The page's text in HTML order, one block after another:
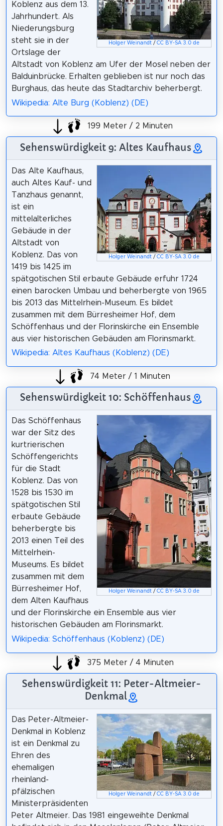
Holger Weinandt /CC BY-SA 3.0 de
Koblenz aus dem 13.
Jahrhundert. Als
Niederungsburg
steht sie in der
Ortslage der
Altstadt von Koblenz am Ufer der Mosel neben der
Balduinbrücke. Erhalten geblieben ist nur noch das
Burghaus, das heute das Stadtarchiv beherbergt.
Wikipedia: Alte Burg (Koblenz) (DE)
199 Meter / 2 Minuten
Sehenswürdigkeit 9: Altes Kaufhaus
Holger Weinandt /CC BY-SA 3.0 de
Das Alte Kaufhaus,
auch Altes Kauf- und
Tanzhaus genannt,
ist ein
mittelalterliches
Gebäude in der
Altstadt von
Koblenz. Das von
1419 bis 1425 im
spätgotischen Stil erbaute Gebäude erfuhr 1724
einen barocken Umbau und beherbergte von 1965
bis 2013 das Mittelrhein-Museum. Es bildet
zusammen mit dem Bürresheimer Hof, dem
Schöffenhaus und der Florinskirche ein Ensemble
aus vier historischen Gebäuden am Florinsmarkt.
Wikipedia: Altes Kaufhaus (Koblenz) (DE)
74 Meter / 1 Minuten
Sehenswürdigkeit 10: Schöffenhaus
Holger Weinandt /CC BY-SA 3.0 de
Das Schöffenhaus
war der Sitz des
kurtrierischen
Schöffengerichts
für die Stadt
Koblenz. Das von
1528 bis 1530 im
spätgotischen Stil
erbaute Gebäude
beherbergte bis
2013 einen Teil des
Mittelrhein-
Museums. Es bildet
zusammen mit dem
Bürresheimer Hof,
dem Alten Kaufhaus
und der Florinskirche ein Ensemble aus vier
historischen Gebäuden am Florinsmarkt.
Wikipedia: Schöffenhaus (Koblenz) (DE)
375 Meter / 4 Minuten
Sehenswürdigkeit 11: Peter-Altmeier-
Denkmal
Holger Weinandt /CC BY-SA 3.0 de
Das Peter-Altmeier-
Denkmal in Koblenz
ist ein Denkmal zu
Ehren des
ehemaligen
rheinland-
pfälzischen
Ministerpräsidenten
Peter Altmeier. Das 1981 eingeweihte Denkmal